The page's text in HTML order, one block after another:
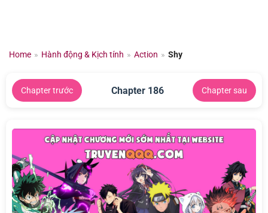
dungHome » Hành động & Kịch tính » Action » Shy
Chapter trước Chapter 186 Chapter sau